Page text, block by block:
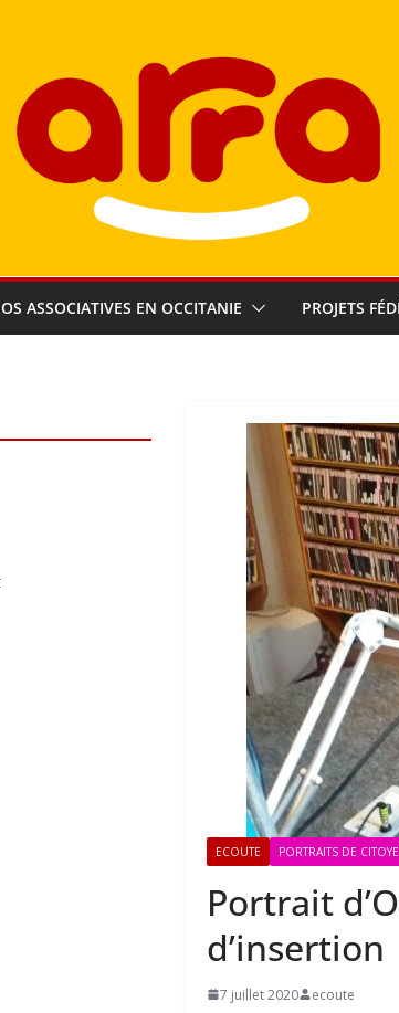
ASSOCIATIVES EN OCCITANIE PROJETS
ECOUTE PORTRAITS DE
Portrait
d’insertion
7 juillet 2020 ecoute